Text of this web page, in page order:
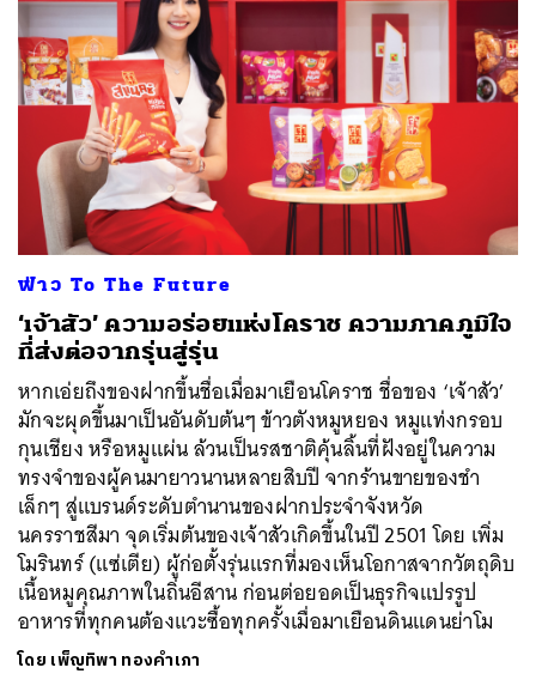
ฟ่าว To The Future
‘เจ้าสัว’ ความอร่อยแห่งโคราช ความภาคภูมิใจ
ที่ส่งต่อจากรุ่นสู่รุ่น
หากเอ่ยถึงของฝากขึ้นชื่อเมื่อมาเยือนโคราช ชื่อของ ‘เจ้าสัว’
มักจะผุดขึ้นมาเป็นอันดับต้นๆ ข้าวตังหมูหยอง หมูแท่งกรอบ
กุนเชียง หรือหมูแผ่น ล้วนเป็นรสชาติคุ้นลิ้นที่ฝังอยู่ในความ
ทรงจำของผู้คนมายาวนานหลายสิบปี จากร้านขายของชำ
เล็กๆ สู่แบรนด์ระดับตำนานของฝากประจำจังหวัด
นครราชสีมา จุดเริ่มต้นของเจ้าสัวเกิดขึ้นในปี 2501 โดย เพิ่ม
โมรินทร์ (แซ่เตีย) ผู้ก่อตั้งรุ่นแรกที่มองเห็นโอกาสจากวัตถุดิบ
เนื้อหมูคุณภาพในถิ่นอีสาน ก่อนต่อยอดเป็นธุรกิจแปรรูป
อาหารที่ทุกคนต้องแวะซื้อทุกครั้งเมื่อมาเยือนดินแดนย่าโม
โดย เพ็ญทิพา ทองคำเภา
ค้นหา
SHARE